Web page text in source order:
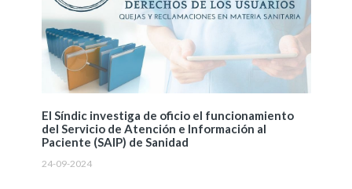
El Síndic investiga de oficio el funcionamiento
del Servicio de Atención e Información al
Paciente (SAIP) de Sanidad
24-09-2024